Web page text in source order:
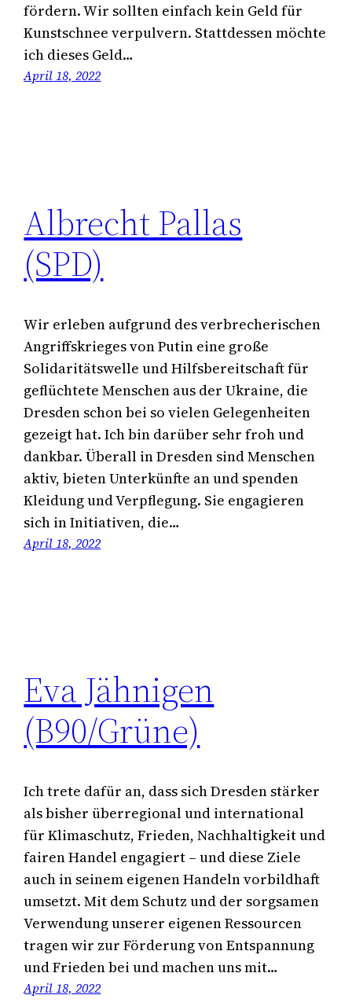
fördern. Wir sollten einfach kein Geld für
Kunstschnee verpulvern. Stattdessen möchte
ich dieses Geld…
April 18, 2022
Albrecht Pallas
(SPD)
Wir erleben aufgrund des verbrecherischen
Angriffskrieges von Putin eine große
Solidaritätswelle und Hilfsbereitschaft für
geflüchtete Menschen aus der Ukraine, die
Dresden schon bei so vielen Gelegenheiten
gezeigt hat. Ich bin darüber sehr froh und
dankbar. Überall in Dresden sind Menschen
aktiv, bieten Unterkünfte an und spenden
Kleidung und Verpflegung. Sie engagieren
sich in Initiativen, die…
April 18, 2022
Eva Jähnigen
(B90/Grüne)
Ich trete dafür an, dass sich Dresden stärker
als bisher überregional und international
für Klimaschutz, Frieden, Nachhaltigkeit und
fairen Handel engagiert – und diese Ziele
auch in seinem eigenen Handeln vorbildhaft
umsetzt. Mit dem Schutz und der sorgsamen
Verwendung unserer eigenen Ressourcen
tragen wir zur Förderung von Entspannung
und Frieden bei und machen uns mit…
April 18, 2022